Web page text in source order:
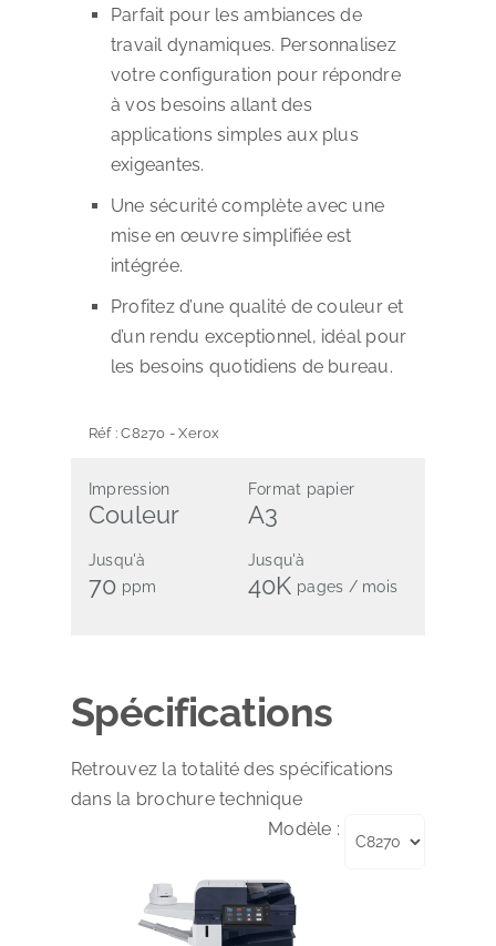
Parfait pour les ambiances de
travail dynamiques. Personnalisez
votre configuration pour répondre
à vos besoins allant des
applications simples aux plus
exigeantes.
Une sécurité complète avec une
mise en œuvre simplifiée est
intégrée.
Profitez d’une qualité de couleur et
d’un rendu exceptionnel, idéal pour
les besoins quotidiens de bureau.
Réf :C8270 -Xerox
Impression
Couleur
Format papier
A3
Jusqu'à
70 ppm
Jusqu'à
40K pages / mois
Spécifications
Retrouvez la totalité des spécifications
dans la brochure technique
Modèle :